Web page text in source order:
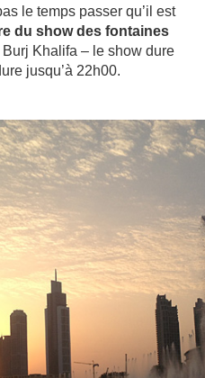
le temps passer qu’il est
du show des fontaines
Khalifa – le show dure
jusqu’à 22h00.